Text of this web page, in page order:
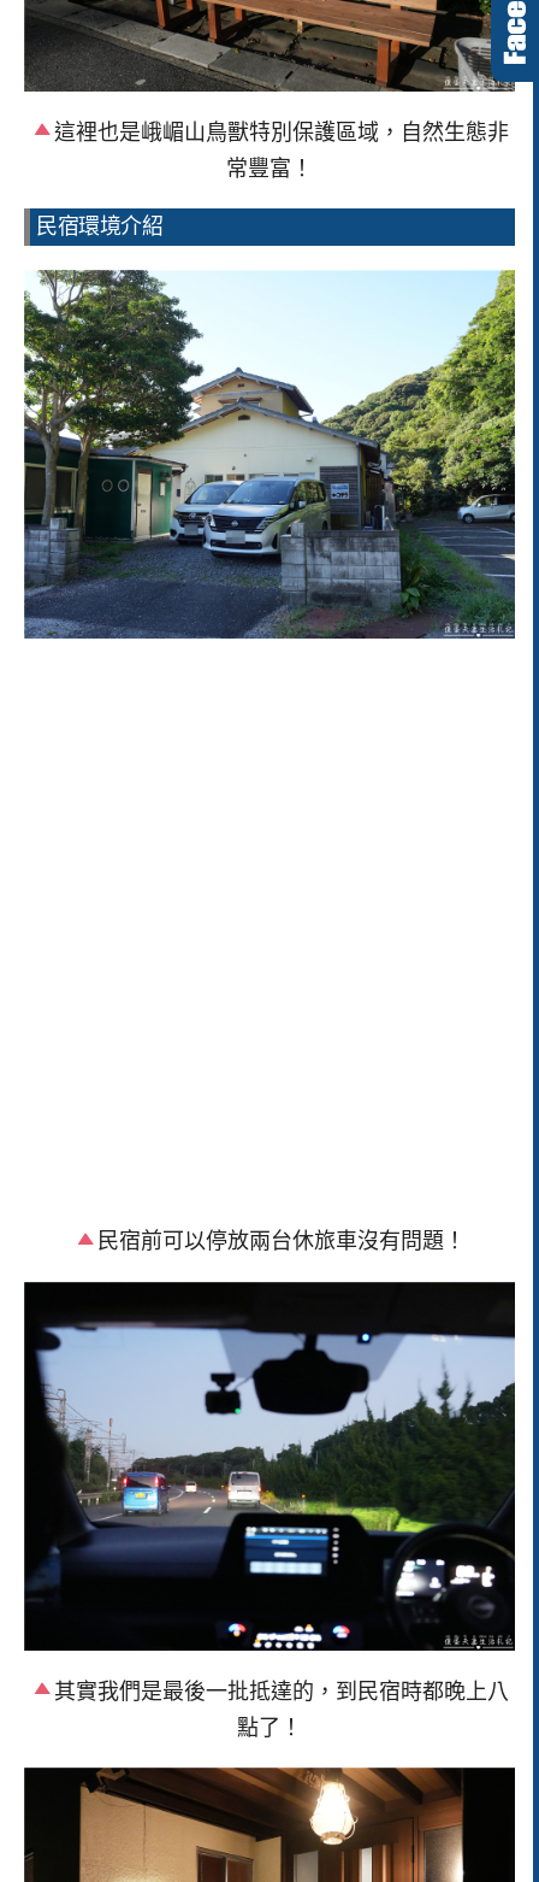
這裡也是峨嵋山鳥獸特別保護區域，自然生態非
常豐富！
民宿環境介紹
民宿前可以停放兩台休旅車沒有問題！
其實我們是最後一批抵達的，到民宿時都晚上八
點了！